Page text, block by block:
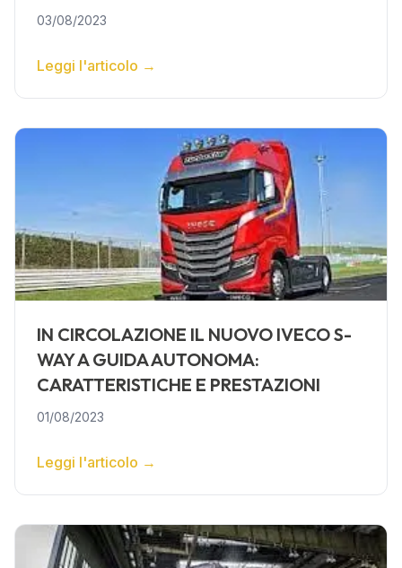
03/08/2023
Leggi l'articolo →
IN CIRCOLAZIONE IL NUOVO IVECO S-
WAY A GUIDA AUTONOMA:
CARATTERISTICHE E PRESTAZIONI
01/08/2023
Leggi l'articolo →